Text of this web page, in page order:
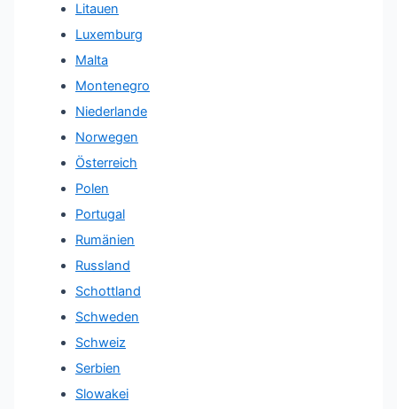
Litauen
Luxemburg
Malta
Montenegro
Niederlande
Norwegen
Österreich
Polen
Portugal
Rumänien
Russland
Schottland
Schweden
Schweiz
Serbien
Slowakei